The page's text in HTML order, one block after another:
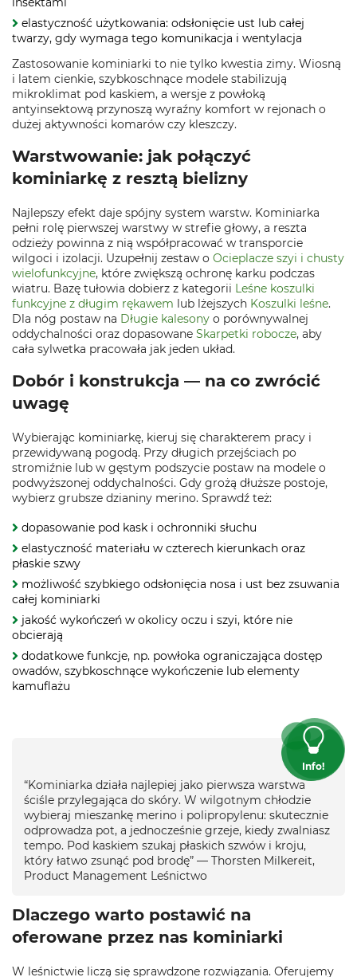
elastyczność użytkowania: odsłonięcie ust lub całej
twarzy, gdy wymaga tego komunikacja i wentylacja
Zastosowanie kominiarki to nie tylko kwestia zimy. Wiosną
i latem cienkie, szybkoschnące modele stabilizują
mikroklimat pod kaskiem, a wersje z powłoką
antyinsektową przynoszą wyraźny komfort w rejonach o
dużej aktywności komarów czy kleszczy.
Warstwowanie: jak połączyć
kominiarkę z resztą bielizny
Najlepszy efekt daje spójny system warstw. Kominiarka
pełni rolę pierwszej warstwy w strefie głowy, a reszta
odzieży powinna z nią współpracować w transporcie
wilgoci i izolacji. Uzupełnij zestaw o Ocieplacze szyi i chusty
wielofunkcyjne, które zwiększą ochronę karku podczas
wiatru. Bazę tułowia dobierz z kategorii Leśne koszulki
funkcyjne z długim rękawem lub lżejszych Koszulki leśne.
Dla nóg postaw na Długie kalesony o porównywalnej
oddychalności oraz dopasowane Skarpetki robocze, aby
cała sylwetka pracowała jak jeden układ.
Dobór i konstrukcja — na co zwrócić
uwagę
Wybierając kominiarkę, kieruj się charakterem pracy i
przewidywaną pogodą. Przy długich przejściach po
stromiźnie lub w gęstym podszycie postaw na modele o
podwyższonej oddychalności. Gdy grożą dłuższe postoje,
wybierz grubsze dzianiny merino. Sprawdź też:
dopasowanie pod kask i ochronniki słuchu
elastyczność materiału w czterech kierunkach oraz
płaskie szwy
możliwość szybkiego odsłonięcia nosa i ust bez zsuwania
całej kominiarki
jakość wykończeń w okolicy oczu i szyi, które nie
obcierają
dodatkowe funkcje, np. powłoka ograniczająca dostęp
owadów, szybkoschnące wykończenie lub elementy
kamuflażu
Info!
“Kominiarka działa najlepiej jako pierwsza warstwa
ściśle przylegająca do skóry. W wilgotnym chłodzie
wybieraj mieszankę merino i polipropylenu: skutecznie
odprowadza pot, a jednocześnie grzeje, kiedy zwalniasz
tempo. Pod kaskiem szukaj płaskich szwów i kroju,
który łatwo zsunąć pod brodę” — Thorsten Milkereit,
Product Management Leśnictwo
Dlaczego warto postawić na
oferowane przez nas kominiarki
W leśnictwie liczą się sprawdzone rozwiązania. Oferujemy